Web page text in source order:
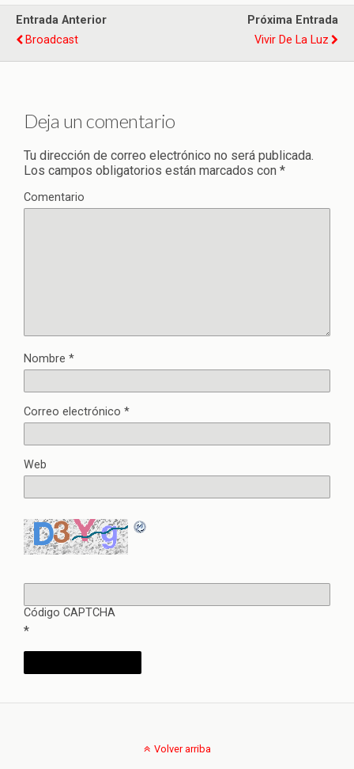
Entrada Anterior
Broadcast
Próxima Entrada
Vivir De La Luz
Deja un comentario
Tu dirección de correo electrónico no será publicada.
Los campos obligatorios están marcados con *
Comentario
Nombre *
Correo electrónico *
Web
Código CAPTCHA
*
Volver arriba